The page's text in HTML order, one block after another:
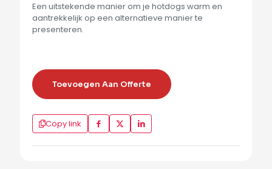
Een uitstekende manier om je hotdogs warm en
aantrekkelijk op een alternatieve manier te
presenteren.
Toevoegen Aan Offerte
Copy link